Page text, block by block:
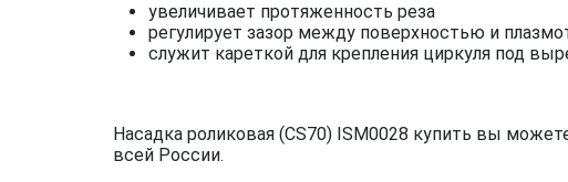
увеличивает протяженность реза
регулирует зазор между поверхностью и
служит кареткой для крепления циркуля под
Насадка роликовая (CS70) ISM0028 купить вы
всей России.